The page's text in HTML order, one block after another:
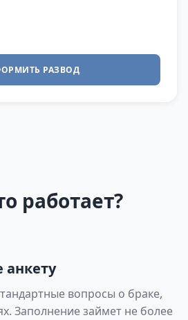
РАЗВОД
работает?
анкету
вопросы о браке,
Заполнение займет не более